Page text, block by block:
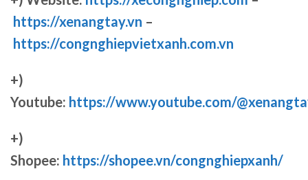
https://xenangtay.vn –
https://congnghiepvietxanh.com.vn
+)
Youtube: https://www.youtube.com/
+)
Shopee: https://shopee.vn/congnghiepxanh/